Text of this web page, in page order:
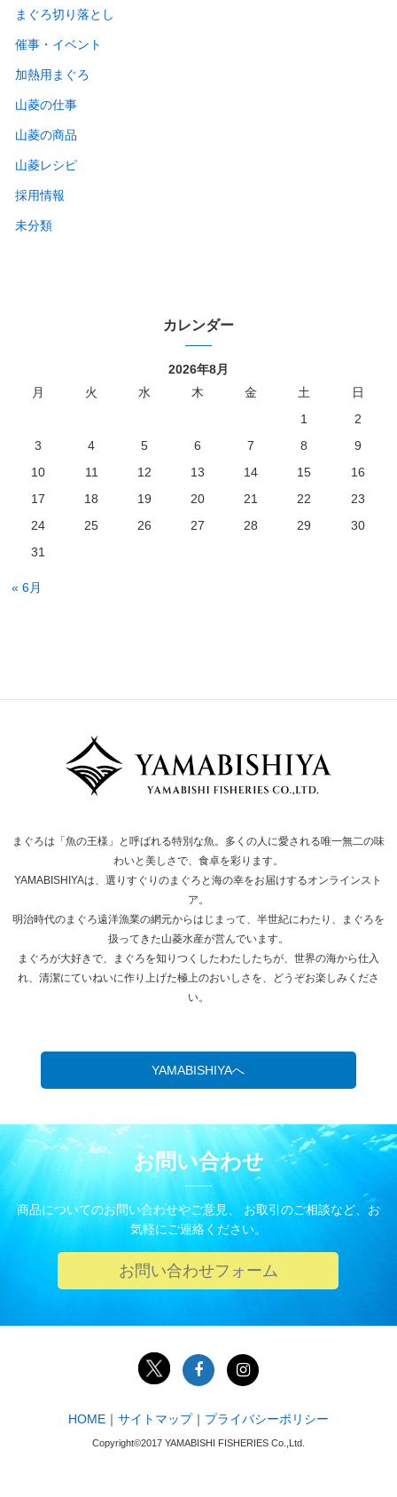
まぐろ切り落とし
催事・イベント
加熱用まぐろ
山菱の仕事
山菱の商品
山菱レシピ
採用情報
未分類
カレンダー
2026年8月
月
火 水 木 金 土
日
1
2
3
4 5 6 7 8
9
10
11 12 13 14 15
16
17
18 19 20 21 22
23
24
25 26 27 28 29
30
31
« 6月
まぐろは「魚の王様」と呼ばれる特別な魚。多くの人に愛される唯一無二の味
わいと美しさで、食卓を彩ります。
YAMABISHIYAは、選りすぐりのまぐろと海の幸をお届けするオンラインスト
ア。
明治時代のまぐろ遠洋漁業の網元からはじまって、半世紀にわたり、まぐろを
扱ってきた山菱水産が営んでいます。
まぐろが大好きで、まぐろを知りつくしたわたしたちが、世界の海から仕入
れ、清潔にていねいに作り上げた極上のおいしさを、どうぞお楽しみくださ
い。
YAMABISHIYAへ
お問い合わせ
商品についてのお問い合わせやご意見、 お取引のご相談など、お
気軽にご連絡ください。
お問い合わせフォーム
HOME ｜ サイトマップ｜ プライバシーポリシー
Copyright©2017 YAMABISHI FISHERIES Co.,Ltd.